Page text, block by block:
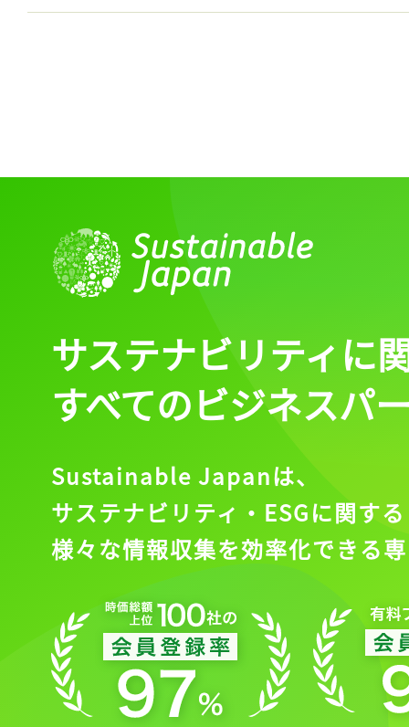
サステナビリティに
すべてのビジネスパ
Sustainable Japanは、
サステナビリティ・ESGに関する
様々な情報収集を効率化できる